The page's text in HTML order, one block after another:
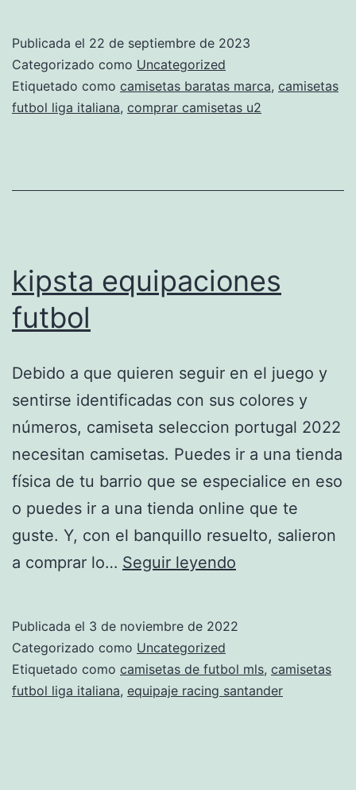
Publicada el 22 de septiembre de 2023
Categorizado como Uncategorized
Etiquetado como camisetas baratas marca, camisetas
futbol liga italiana, comprar camisetas u2
kipsta equipaciones
futbol
Debido a que quieren seguir en el juego y
sentirse identificadas con sus colores y
números, camiseta seleccion portugal 2022
necesitan camisetas. Puedes ir a una tienda
física de tu barrio que se especialice en eso
o puedes ir a una tienda online que te
guste. Y, con el banquillo resuelto, salieron
a comprar lo… Seguir leyendo
Publicada el 3 de noviembre de 2022
Categorizado como Uncategorized
Etiquetado como camisetas de futbol mls, camisetas
futbol liga italiana, equipaje racing santander